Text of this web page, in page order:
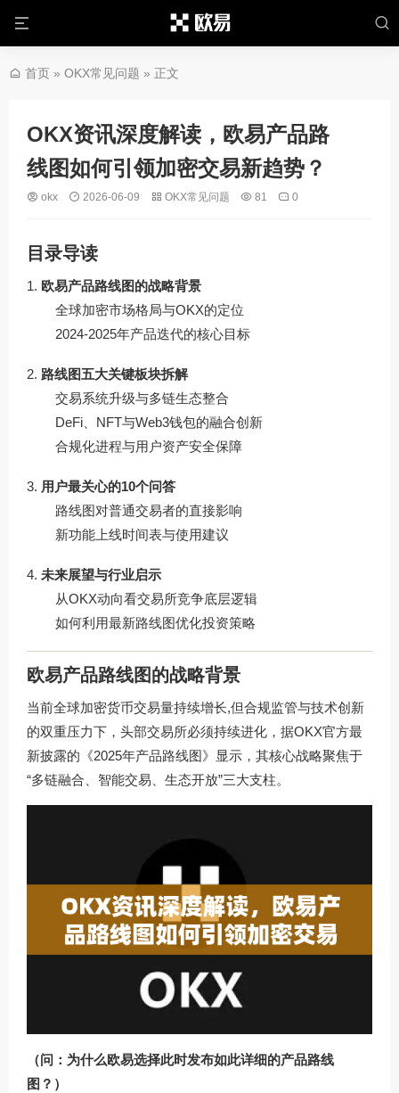
首页 » OKX常见问题 » 正文
OKX资讯深度解读，欧易产品路
线图如何引领加密交易新趋势？
okx 2026-06-09 OKX常见问题 81 0
目录导读
欧易产品路线图的战略背景
全球加密市场格局与OKX的定位
2024-2025年产品迭代的核心目标
路线图五大关键板块拆解
交易系统升级与多链生态整合
DeFi、NFT与Web3钱包的融合创新
合规化进程与用户资产安全保障
用户最关心的10个问答
路线图对普通交易者的直接影响
新功能上线时间表与使用建议
未来展望与行业启示
从OKX动向看交易所竞争底层逻辑
如何利用最新路线图优化投资策略
欧易产品路线图的战略背景
当前全球加密货币交易量持续增长,但合规监管与技术创新
的双重压力下，头部交易所必须持续进化，据OKX官方最
新披露的《2025年产品路线图》显示，其核心战略聚焦于
“多链融合、智能交易、生态开放”三大支柱。
（问：为什么欧易选择此时发布如此详细的产品路线
图？）